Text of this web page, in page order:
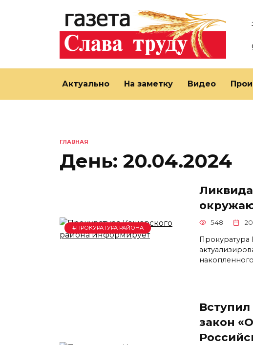
Актуально На заметку Видео
ГЛАВНАЯ
День: 20.04.2024
#ПРОКУРАТУРА РАЙОНА
548
Прокуратура
накопленного
закон